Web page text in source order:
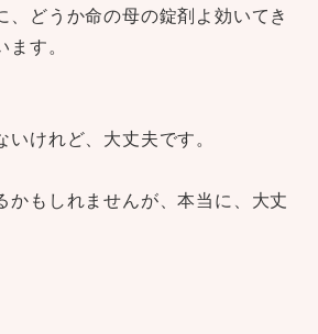
、どうか命の母の錠剤よ効いてき
す。
けれど、大丈夫です。
かもしれませんが、本当に、大丈